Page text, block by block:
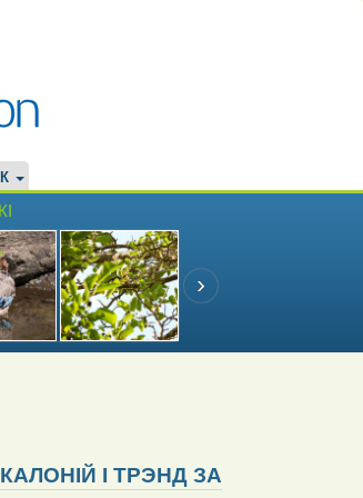
І ТРЭНД ЗА